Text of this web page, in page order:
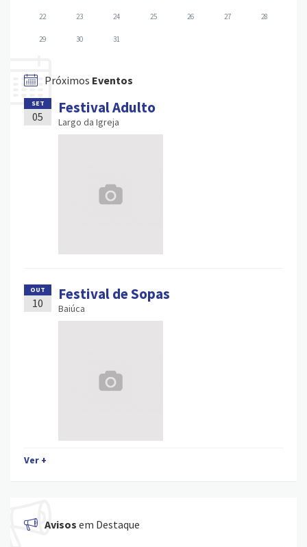
22 23 24 25 26 27 28
29 30 31
Próximos Eventos
SET
05 Festival Adulto
Largo da Igreja
OUT
10 Festival de Sopas
Baiúca
Ver +
Avisos em Destaque